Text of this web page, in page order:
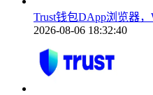
Trust钱包DApp浏览器
2026-08-06 18:32:40